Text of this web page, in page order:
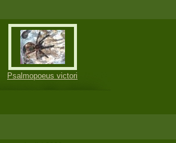
Psalmopoeus victori